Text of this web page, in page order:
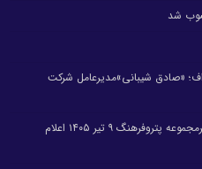
شد
«صادق شیبانی»مدیرعامل شرکت
نتایج آزمون استخدامی شرکت های زیرمجموعه پتروفرهنگ ۹ تیر ۱۴۰۵ اعلام